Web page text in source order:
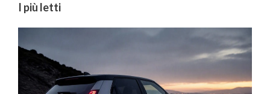
I più letti